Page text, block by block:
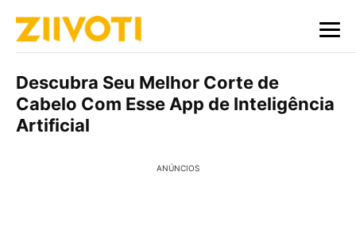
Descubra Seu Melhor Corte de
Cabelo Com Esse App de Inteligência
Artificial
ANÚNCIOS